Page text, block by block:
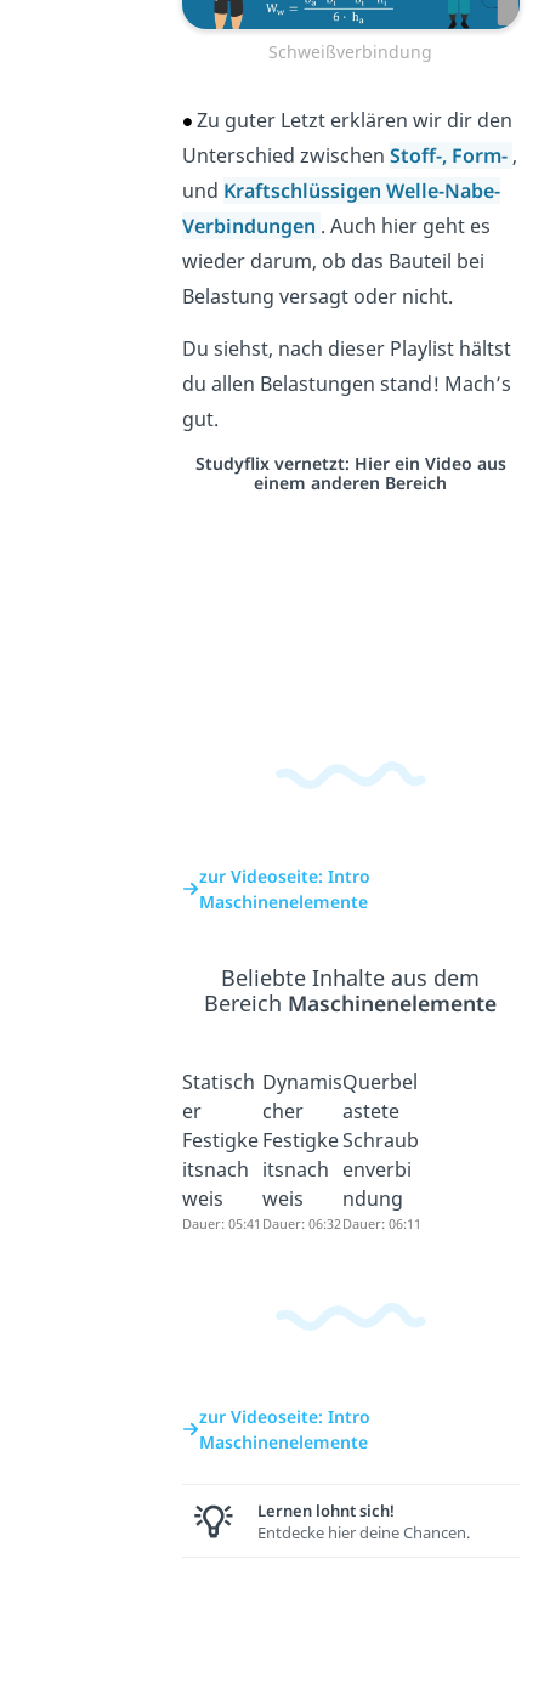
Schweißverbindung
Zu guter Letzt erklären wir dir den
Unterschied zwischen Stoff-, Form- ,
und Kraftschlüssigen Welle-Nabe-
Verbindungen . Auch hier geht es
wieder darum, ob das Bauteil bei
Belastung versagt oder nicht.
Du siehst, nach dieser Playlist hältst
du allen Belastungen stand! Mach’s
gut.
Studyflix vernetzt: Hier ein Video aus
einem anderen Bereich
zur Videoseite: Intro
Maschinenelemente
Beliebte Inhalte aus dem
Bereich Maschinenelemente
Statisch
er
Festigke
itsnach
weis
Dauer: 05:41
Dynamis
cher
Festigke
itsnach
weis
Dauer: 06:32
Querbel
astete
Schraub
enverbi
ndung
Dauer: 06:11
zur Videoseite: Intro
Maschinenelemente
Lernen lohnt sich!
Entdecke hier deine Chancen.